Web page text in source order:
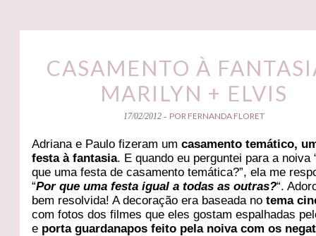
CASAMENTO À
MARILYN + ELVIS
17/02/2012 - POR FERNANDA FLORET
Adriana e Paulo fizeram umcasamento temático,
festa à fantasia. E quando eu perguntei para a noiva
que uma festa de casamento temática?”, ela me
“Por que uma festa igual a todas as outras?“.
bem resolvida! A decoração era baseada notema
com fotos dos filmes que eles gostam espalhadas
e porta guardanapos feito pela noiva com os